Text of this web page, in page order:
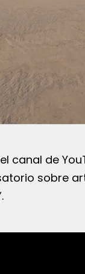
canal de
sobre